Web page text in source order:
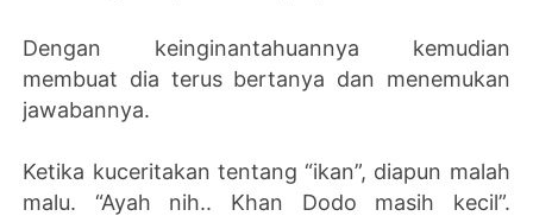
Dengan keinginantahuannya kemudian
membuat dia terus bertanya dan menemukan
jawabannya.
Ketika kuceritakan tentang “ikan”, diapun malah
malu. “Ayah nih.. Khan Dodo masih kecil”.